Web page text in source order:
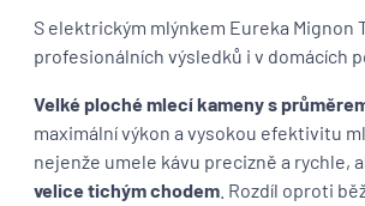
S elektrickým mlýnkem Eureka Mignon
profesionálních výsledků i v domácích
Velké ploché mlecí kameny s
maximální výkon a vysokou efektivitu
nejenže umele kávu precizně a rychle,
velice tichým chodem . Rozdíl oproti